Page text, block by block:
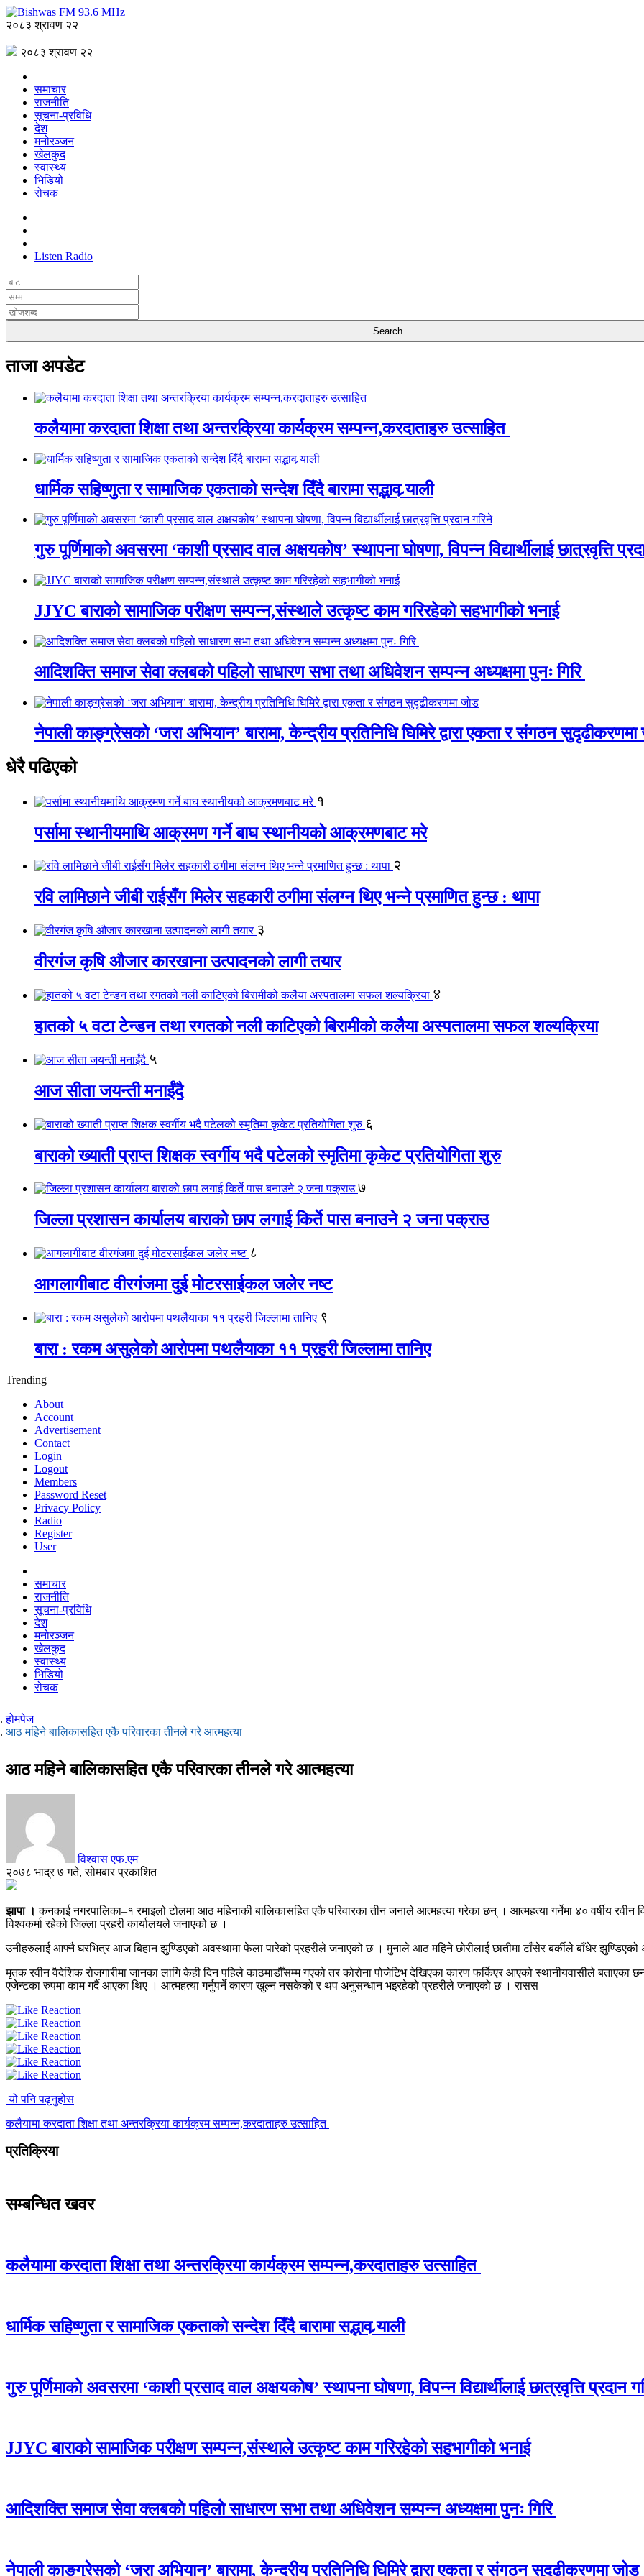
२०८३ श्रावण २२
२०८३ श्रावण २२
समाचार
राजनीति
सूचना-प्रविधि
देश
मनोरञ्जन
खेलकुद
स्वास्थ्य
भिडियो
रोचक
Listen Radio
ताजा अपडेट
कलैयामा करदाता शिक्षा तथा अन्तरक्रिया कार्यक्रम सम्पन्न,करदाताहरु उत्साहित
धार्मिक सहिष्णुता र सामाजिक एकताको सन्देश दिँदै बारामा सद्भाव र्‍याली
गुरु पूर्णिमाको अवसरमा ‘काशी प्रसाद वाल अक्षयकोष’ स्थापना घोषणा, विपन्न विद्यार्थीलाई छात्रवृत्ति
JJYC बाराको सामाजिक परीक्षण सम्पन्न,संस्थाले उत्कृष्ट काम गरिरहेको सहभागीको भनाई
आदिशक्ति समाज सेवा क्लबको पहिलो साधारण सभा तथा अधिवेशन सम्पन्न अध्यक्षमा पुनः गिरि
नेपाली काङ्ग्रेसको ‘जरा अभियान’ बारामा, केन्द्रीय प्रतिनिधि घिमिरे द्वारा एकता र संगठन
धेरै पढिएको
१
पर्सामा स्थानीयमाथि आक्रमण गर्ने बाघ स्थानीयको आक्रमणबाट मरे
२
रवि लामिछाने जीबी राईसँग मिलेर सहकारी ठगीमा संलग्न थिए भन्ने प्रमाणित हुन्छ : थापा
३
वीरगंज कृषि औजार कारखाना उत्पादनको लागी तयार
४
हातको ५ वटा टेन्डन तथा रगतको नली काटिएको बिरामीको कलैया अस्पतालमा सफल शल्यक्रिया
५
आज सीता जयन्ती मनाईंदै
६
बाराको ख्याती प्राप्त शिक्षक स्वर्गीय भदै पटेलको स्मृतिमा कृकेट प्रतियोगिता शुरु
७
जिल्ला प्रशासन कार्यालय बाराको छाप लगाई किर्ते पास बनाउने २ जना पक्राउ
८
आगलागीबाट वीरगंजमा दुई मोटरसाईकल जलेर नष्ट
९
बारा : रकम असुलेको आरोपमा पथलैयाका ११ प्रहरी जिल्लामा तानिए
Trending
About
Account
Advertisement
Contact
Login
Logout
Members
Password Reset
Privacy Policy
Radio
Register
User
समाचार
राजनीति
सूचना-प्रविधि
देश
मनोरञ्जन
खेलकुद
स्वास्थ्य
भिडियो
रोचक
होमपेज
आठ महिने बालिकासहित एकै परिवारका तीनले गरे आत्महत्या
आठ महिने बालिकासहित एकै परिवारका तीनले गरे आत्महत्या
विश्वास एफ.एम
२०७८ भाद्र ७ गते, सोमबार प्रकाशित
झापा । कनकाई नगरपालिका–१ रमाइलो टोलमा आठ महिनाकी बालिकासहित एकै परिवारका तीन जनाले आत्महत्या गरेका छन् । आत्महत्या गर्नेमा ४० वर्षीय रवीन
विश्वकर्मा रहेको जिल्ला प्रहरी कार्यालयले जनाएको छ ।
उनीहरुलाई आफ्नै घरभित्र आज बिहान झुण्डिएको अवस्थामा फेला पारेको प्रहरीले जनाएको छ । मुनाले आठ महिने छोरीलाई छातीमा टाँसेर बर्कीले बाँधेर झुण्डिएको
मृतक रवीन वैदेशिक रोजगारीमा जानका लागि केही दिन पहिले काठमाडौँसम्म गएको तर कोरोना पोजेटिभ देखिएका कारण फर्किएर आएको स्थानीयवासीले बताएका
एजेन्टका रुपमा काम गर्दै आएका थिए । आत्महत्या गर्नुपर्ने कारण खुल्न नसकेको र थप अनुसन्धान भइरहेको प्रहरीले जनाएको छ । रासस
यो पनि पढ्नुहोस
कलैयामा करदाता शिक्षा तथा अन्तरक्रिया कार्यक्रम सम्पन्न,करदाताहरु उत्साहित
प्रतिक्रिया
सम्बन्धित खवर
कलैयामा करदाता शिक्षा तथा अन्तरक्रिया कार्यक्रम सम्पन्न,करदाताहरु उत्साहित
धार्मिक सहिष्णुता र सामाजिक एकताको सन्देश दिँदै बारामा सद्भाव र्‍याली
गुरु पूर्णिमाको अवसरमा ‘काशी प्रसाद वाल अक्षयकोष’ स्थापना घोषणा, विपन्न विद्यार्थीलाई छात्रवृत्ति प्रदान
JJYC बाराको सामाजिक परीक्षण सम्पन्न,संस्थाले उत्कृष्ट काम गरिरहेको सहभागीको भनाई
आदिशक्ति समाज सेवा क्लबको पहिलो साधारण सभा तथा अधिवेशन सम्पन्न अध्यक्षमा पुनः गिरि
नेपाली काङ्ग्रेसको ‘जरा अभियान’ बारामा, केन्द्रीय प्रतिनिधि घिमिरे द्वारा एकता र संगठन सुदृढीकरणमा जोड